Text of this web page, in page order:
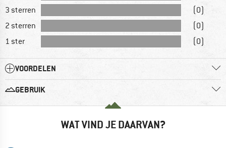
3 sterren
(0)
2 sterren
(0)
1 ster
(0)
VOORDELEN
GEBRUIK
WAT VIND JE DAARVAN?